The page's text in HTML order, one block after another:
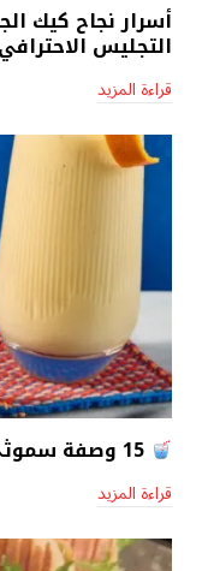
أسرار نجاح كيك
التجليس الاحترافي
قراءة المزيد
15 وصفة سموثي جديدة لتحضيرها على الإفطار
قراءة المزيد